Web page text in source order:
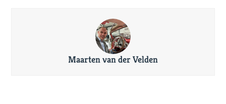
Maarten van der Velden